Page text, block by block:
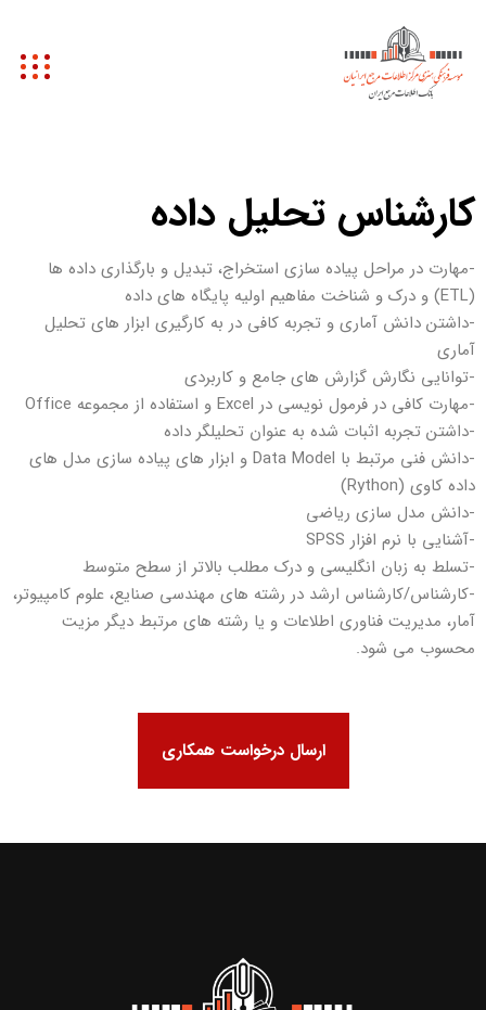
کارشناس تحلیل داده
-مهارت در مراحل پیاده سازی استخراج، تبدیل و بارگذاری داده ها
(ETL) و درک و شناخت مفاهیم اولیه پایگاه های داده
-داشتن دانش آماری و تجربه کافی در به کارگیری ابزار های تحلیل
آماری
-توانایی نگارش گزارش های جامع و کاربردی
-مهارت کافی در فرمول نویسی در Excel و استفاده از مجموعه Office
-داشتن تجربه اثبات شده به عنوان تحلیلگر داده
-دانش فنی مرتبط با Data Model و ابزار های پیاده سازی مدل های
داده کاوی (Rython)
-دانش مدل سازی ریاضی
-آشنایی با نرم افزار SPSS
-تسلط به زبان انگلیسی و درک مطلب بالاتر از سطح متوسط
-کارشناس/کارشناس ارشد در رشته های مهندسی صنایع، علوم کامپیوتر،
آمار، مدیریت فناوری اطلاعات و یا رشته های مرتبط دیگر مزیت
محسوب می شود.
ارسال درخواست همکاری